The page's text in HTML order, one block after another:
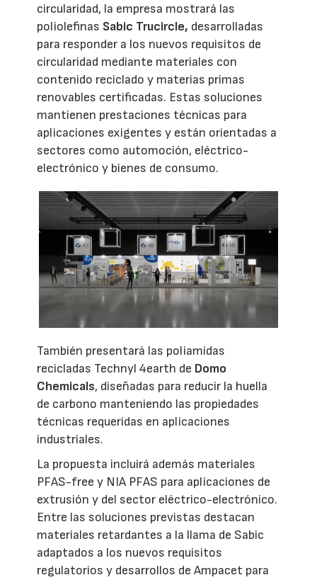
circularidad, la empresa mostrará las
poliolefinas Sabic Trucircle, desarrolladas
para responder a los nuevos requisitos de
circularidad mediante materiales con
contenido reciclado y materias primas
renovables certificadas. Estas soluciones
mantienen prestaciones técnicas para
aplicaciones exigentes y están orientadas a
sectores como automoción, eléctrico-
electrónico y bienes de consumo.
También presentará las poliamidas
recicladas Technyl 4earth de Domo
Chemicals, diseñadas para reducir la huella
de carbono manteniendo las propiedades
técnicas requeridas en aplicaciones
industriales.
La propuesta incluirá además materiales
PFAS-free y NIA PFAS para aplicaciones de
extrusión y del sector eléctrico-electrónico.
Entre las soluciones previstas destacan
materiales retardantes a la llama de Sabic
adaptados a los nuevos requisitos
regulatorios y desarrollos de Ampacet para